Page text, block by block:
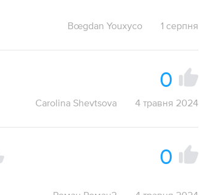
Bœgdan Youxyco 1 серпня
0
Carolina Shevtsova 4 травня 2024
0